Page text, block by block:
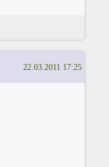
22.03.2011 17:25